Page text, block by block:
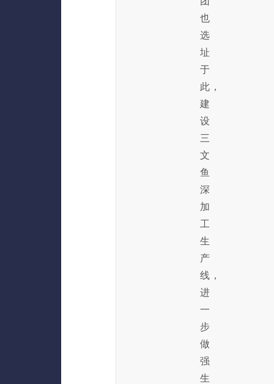
也
选
址
于
此，
建
设
三
文
鱼
深
加
工
生
产
线，
进
一
步
做
强
生